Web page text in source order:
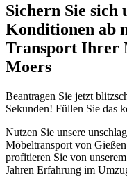
Sichern Sie sich
Konditionen ab
Transport Ihrer
Moers
Beantragen Sie jetzt
Sekunden! Füllen Sie das
Nutzen Sie unsere
Möbeltransport von
profitieren Sie von
Jahren Erfahrung im